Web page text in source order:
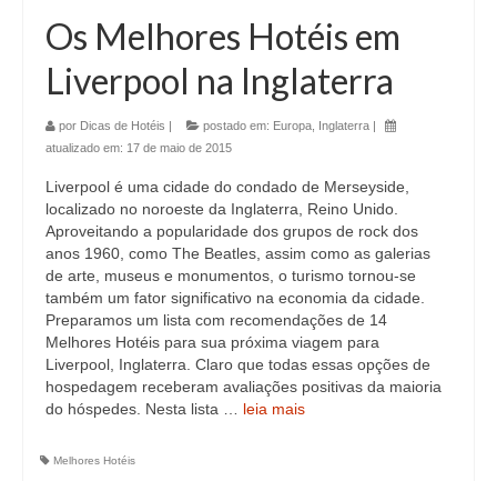
Os Melhores Hotéis em
Liverpool na Inglaterra
por Dicas de Hotéis | postado em: Europa Inglaterra |
atualizado em: 17 de maio de 2015
Liverpool é uma cidade do condado de Merseyside,
localizado no noroeste da Inglaterra, Reino Unido.
Aproveitando a popularidade dos grupos de rock dos
anos 1960, como The Beatles, assim como as galerias
de arte, museus e monumentos, o turismo tornou-se
também um fator significativo na economia da cidade.
Preparamos um lista com recomendações de 14
Melhores Hotéis para sua próxima viagem para
Liverpool, Inglaterra. Claro que todas essas opções de
hospedagem receberam avaliações positivas da maioria
do hóspedes. Nesta lista … leia mais
Melhores Hotéis